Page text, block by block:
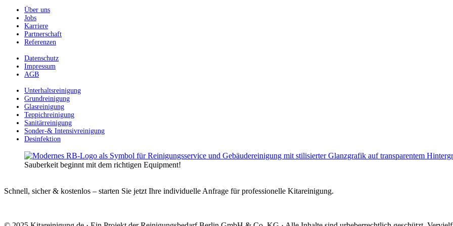
Über uns
Jobs
Karriere
Partnerschaft
Referenzen
Datenschutz
Impressum
AGB
Unterhaltsreinigung
Grundreinigung
Glasreinigung
Teppichreinigung
Sanitärreinigung
Sonder-& Intensivreinigung
Desinfektion
Sauberkeit beginnt mit dem richtigen Equipment!
Schnell, sicher & kostenlos – starten Sie jetzt Ihre individuelle Anfrage für professionelle Kitareinigung.